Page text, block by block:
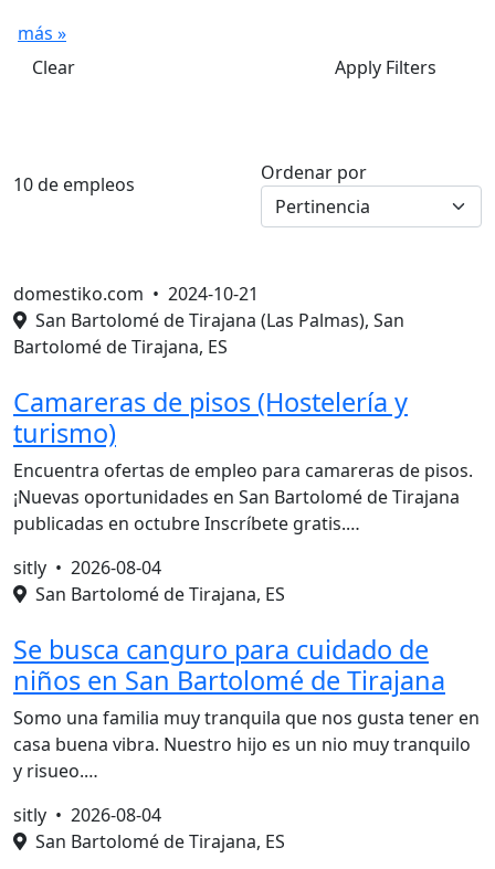
más »
Clear
Apply Filters
10 de empleos Ordenar por
domestiko.com • 2024-10-21
San Bartolomé de Tirajana (Las Palmas), San
Bartolomé de Tirajana, ES
Camareras de pisos (Hostelería y
turismo)
Encuentra ofertas de empleo para camareras de pisos.
¡Nuevas oportunidades en San Bartolomé de Tirajana
publicadas en octubre Inscríbete gratis.…
sitly • 2026-08-04
San Bartolomé de Tirajana, ES
Se busca canguro para cuidado de
niños en San Bartolomé de Tirajana
Somo una familia muy tranquila que nos gusta tener en
casa buena vibra. Nuestro hijo es un nio muy tranquilo
y risueo.…
sitly • 2026-08-04
San Bartolomé de Tirajana, ES